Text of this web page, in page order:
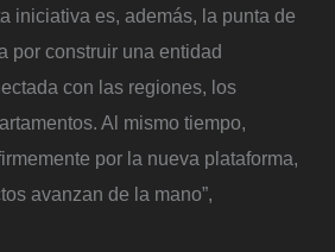
iniciativa es, además, la punta de
por construir una entidad
con las regiones, los
Al mismo tiempo,
por la nueva plataforma,
avanzan de la mano”,